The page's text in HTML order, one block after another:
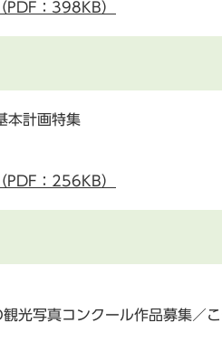
PDF：398KB）
本計画特集
PDF：256KB）
光写真コンクール作品募集／